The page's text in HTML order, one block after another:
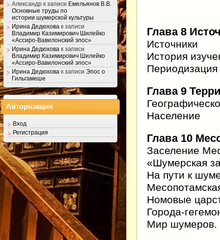
Глава 8
Источники
История
Периодизация
Глава 9
Население
Глава 10
Заселение
«Шумерская
На пути к
Номовые
Города-
Мир шумеров.
Александр к записи Емельянов В.В.
Основные труды по
истории шумерской культуры
Ирина Дедюхова к записи
Владимир Казимирович Шилейко
«Ассиро-Вавилонский эпос»
Ирина Дедюхова к записи
Владимир Казимирович Шилейко
«Ассиро-Вавилонский эпос»
Ирина Дедюхова к записи Эпос о
Гильгамеше
Авторизация
Вход
Регистрация